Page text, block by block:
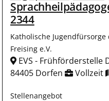
2344
Katholische
Freising e.V.
EVS - Frühförderstelle
84405 Dorfen
Vollzeit
Stellenangebot